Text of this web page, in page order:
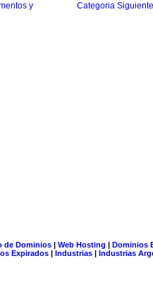
y
Categoria
de Dominios| Web Hosting | Dominios
Expirados | Industrias | Industrias